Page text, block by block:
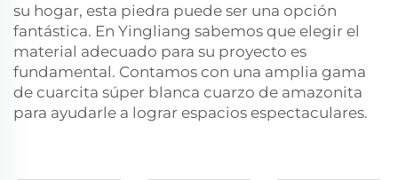
su hogar, esta piedra puede ser una opción
fantástica. En Yingliang sabemos que elegir el
material adecuado para su proyecto es
fundamental. Contamos con una amplia gama
de cuarcita súper blanca cuarzo de amazonita
para ayudarle a lograr espacios espectaculares.